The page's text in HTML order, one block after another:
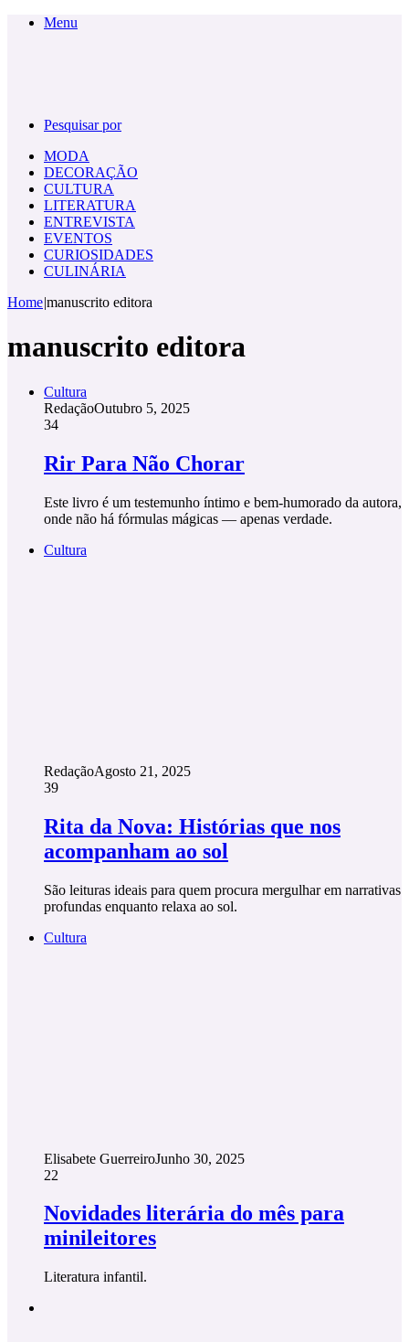
Menu
Pesquisar por
MODA
DECORAÇÃO
CULTURA
LITERATURA
ENTREVISTA
EVENTOS
CURIOSIDADES
CULINÁRIA
Home|manuscrito editora
manuscrito editora
Cultura
RedaçãoOutubro 5, 2025
34
Rir Para Não Chorar
Este livro é um testemunho íntimo e bem-humorado da autora,
onde não há fórmulas mágicas — apenas verdade.
Cultura
RedaçãoAgosto 21, 2025
39
Rita da Nova: Histórias que nos
acompanham ao sol
São leituras ideais para quem procura mergulhar em narrativas
profundas enquanto relaxa ao sol.
Cultura
Elisabete GuerreiroJunho 30, 2025
22
Novidades literária do mês para
minileitores
Literatura infantil.